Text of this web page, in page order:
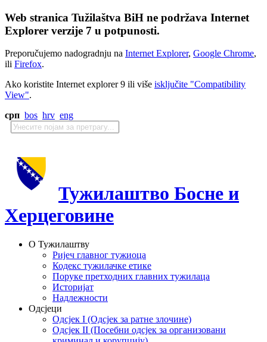
Web stranica Tužilaštva BiH ne podržava Internet
Explorer verzije 7 u potpunosti.
Preporučujemo nadogradnju na Internet Explorer, Google Chrome,
ili Firefox.
Ako koristite Internet explorer 9 ili više isključite "Compatibility
View".
срп bos hrv eng
Тужилаштво Босне и
Херцеговине
О Тужилаштву
Ријеч главног тужиоца
Кодекс тужилачке етике
Поруке претходних главних тужилаца
Историјат
Надлежности
Одсјеци
Одсјек I (Одсјек за ратне злочине)
Одсјек II (Посебни одсјек за организовани